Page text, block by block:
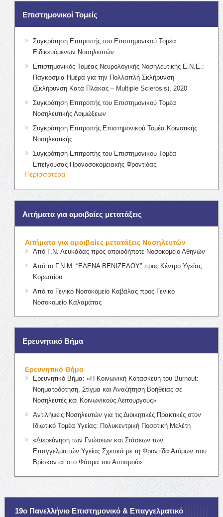
Επιστημονικοί Τομείς
Συγκρότηση Επιτροπής του Επιστημονικού Τομέα
Ειδικευόμενων Νοσηλευτών
Επιστημονικός Τομέας Νευρολογικής Νοσηλευτικής Ε.Ν.Ε.:
Παγκόσμια Ημέρα για την Πολλαπλή Σκλήρυνση
(Σκλήρυνση Κατά Πλάκας – Multiple Sclerosis), 2020
Συγκρότηση Επιτροπής του Επιστημονικού Τομέα
Νοσηλευτικής Λοιμώξεων
Συγκρότηση Επιτροπής Επιστημονικού Τομέα Κοινοτικής
Νοσηλευτικής
Συγκρότηση Επιτροπής του Επιστημονικού Τομέα
Επείγουσας Προνοσοκομειακής Φροντίδας
Περισσότερα
Αιτήματα για αμοιβαίες μετατάξεις
Αιτήματα για αμοιβαίες μετατάξεις Νοσηλευτών
Από Γ.Ν. Λευκάδας προς οποιοδήποτε Νοσοκομείο Αθηνών
Από το Γ.Ν.Μ. “ΕΛΕΝΑ ΒΕΝΙΖΕΛΟΥ” προς Κέντρο Υγείας
Κορωπίου
Από το Γενικό Νοσοκομείο Καβάλας προς Γενικό
Νοσοκομείο Καλαμάτας
Ερευνητικό Βήμα
Ερευνητικό Βήμα
Ερευνητικό Βήμα: «Η Κοινωνική Κατασκευή του Burnout:
Νοηματοδότηση, Στίγμα και Αναζήτηση Βοήθειας σε
Νοσηλευτές και Κοινωνικούς Λειτουργούς»
Αντιλήψεις Νοσηλευτών για τις Διοικητικές Πρακτικές στον
Ιδιωτικό Τομέα Υγείας: Πολυκεντρική Ποσοτική Μελέτη
«Διερεύνηση των Γνώσεων και Στάσεων των
Επαγγελματιών Υγείας Σχετικά με τη Φροντίδα Ατόμων που
Βρίσκονται στο Φάσμα του Αυτισμού»
19ο Πανελλήνιο Επιστημονικό & Επαγγελματικό